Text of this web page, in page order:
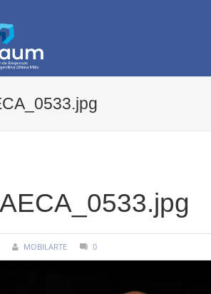
MOBILARTE 0